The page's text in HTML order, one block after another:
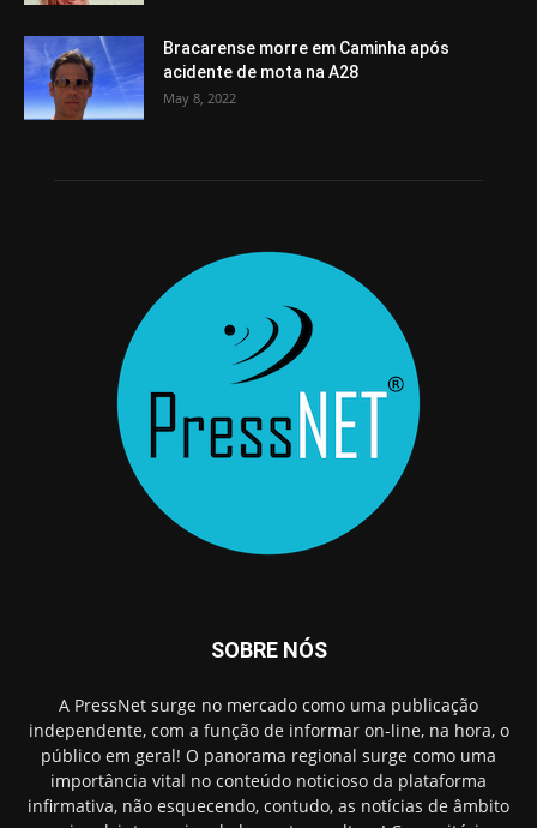
Bracarense morre em Caminha após
acidente de mota na A28
May 8, 2022
SOBRE NÓS
A PressNet surge no mercado como uma publicação
independente, com a função de informar on-line, na hora, o
público em geral! O panorama regional surge como uma
importância vital no conteúdo noticioso da plataforma
infirmativa, não esquecendo, contudo, as notícias de âmbito